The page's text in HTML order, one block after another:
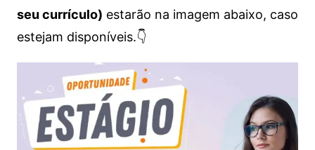
seu currículo) estarão na imagem abaixo, caso
estejam disponíveis.👇